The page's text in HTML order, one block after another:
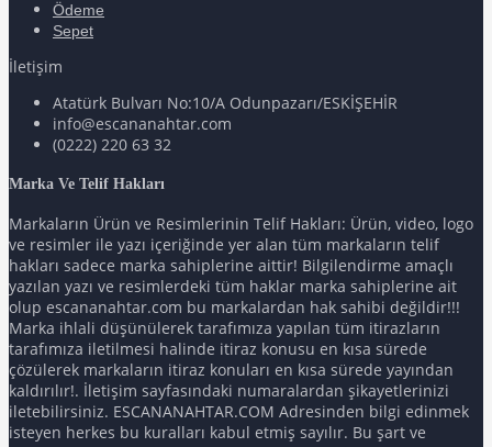
Ödeme
Sepet
İletişim
Atatürk Bulvarı No:10/A Odunpazarı/ESKİŞEHİR
info@escananahtar.com
(0222) 220 63 32
Marka Ve Telif Hakları
Markaların Ürün ve Resimlerinin Telif Hakları: Ürün, video, logo
ve resimler ile yazı içeriğinde yer alan tüm markaların telif
hakları sadece marka sahiplerine aittir! Bilgilendirme amaçlı
yazılan yazı ve resimlerdeki tüm haklar marka sahiplerine ait
olup escananahtar.com bu markalardan hak sahibi değildir!!!
Marka ihlali düşünülerek tarafımıza yapılan tüm itirazların
tarafımıza iletilmesi halinde itiraz konusu en kısa sürede
çözülerek markaların itiraz konuları en kısa sürede yayından
kaldırılır!. İletişim sayfasındaki numaralardan şikayetlerinizi
iletebilirsiniz. ESCANANAHTAR.COM Adresinden bilgi edinmek
isteyen herkes bu kuralları kabul etmiş sayılır. Bu şart ve